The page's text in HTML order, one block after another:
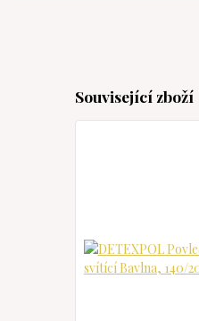
Související zboží